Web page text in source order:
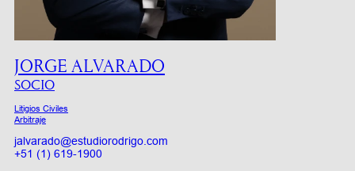
JORGE ALVARADO
SOCIO
Litigios Civiles
Arbitraje
jalvarado@estudiorodrigo.com
+51 (1) 619-1900